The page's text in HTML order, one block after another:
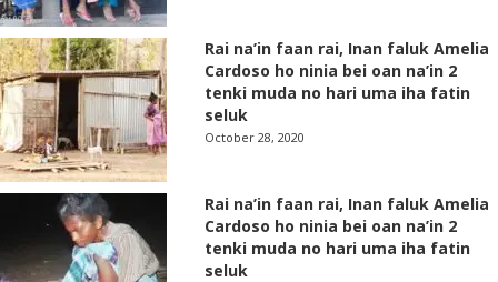
Rai na’in faan rai, Inan faluk Amelia
Cardoso ho ninia bei oan na’in 2
tenki muda no hari uma iha fatin
seluk
October 28, 2020
Rai na’in faan rai, Inan faluk Amelia
Cardoso ho ninia bei oan na’in 2
tenki muda no hari uma iha fatin
seluk